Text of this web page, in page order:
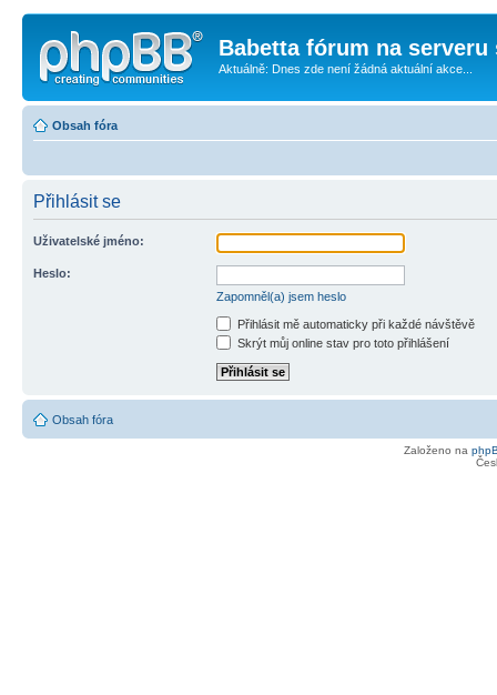
Babetta fórum na serveru
Aktuálně: Dnes zde není žádná aktuální akce...
Obsah fóra
Přihlásit se
Uživatelské jméno:
Heslo:
Zapomněl(a) jsem heslo
Přihlásit mě automaticky při každé návštěvě
Skrýt můj online stav pro toto přihlášení
Obsah fóra
Založeno na